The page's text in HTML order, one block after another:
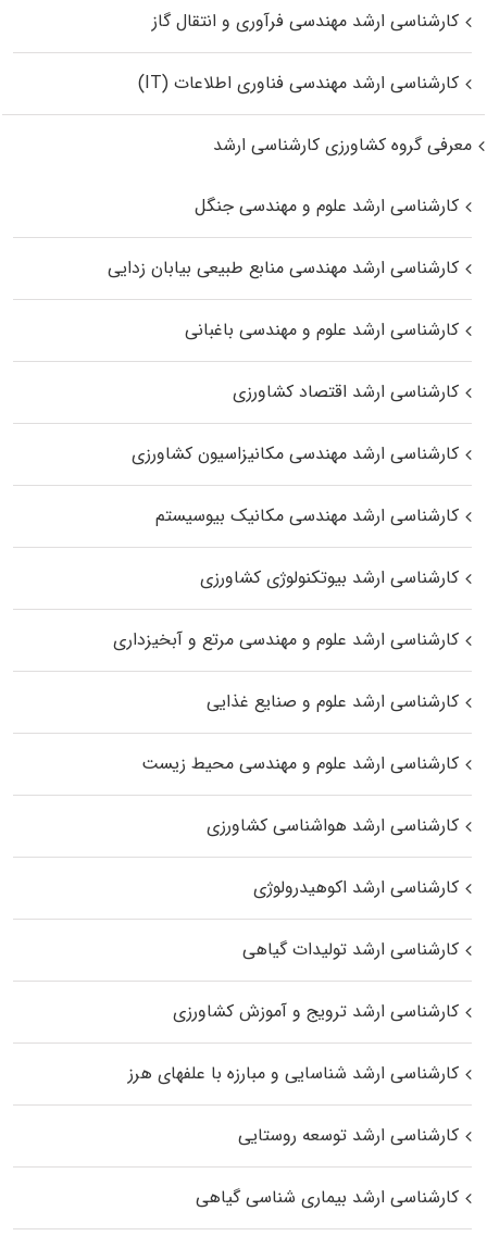
کارشناسی ارشد مهندسی فرآوری و انتقال گاز
کارشناسی ارشد مهندسی فناوری اطلاعات (IT)
معرفی گروه کشاورزی کارشناسی ارشد
کارشناسی ارشد علوم و مهندسی جنگل
کارشناسی ارشد مهندسی منابع طبیعی بیابان زدایی
کارشناسی ارشد علوم و مهندسی باغبانی
کارشناسی ارشد اقتصاد کشاورزی
کارشناسی ارشد مهندسی مکانیزاسیون کشاورزی
کارشناسی ارشد مهندسی مکانیک بیوسیستم
کارشناسی ارشد بیوتکنولوژی کشاورزی
کارشناسی ارشد علوم و مهندسی مرتع و آبخیزداری
کارشناسی ارشد علوم و صنایع غذایی
کارشناسی ارشد علوم و مهندسی محیط زیست
کارشناسی ارشد هواشناسی کشاورزی
کارشناسی ارشد اکوهیدرولوژی
کارشناسی ارشد تولیدات گیاهی
کارشناسی ارشد ترویج و آموزش کشاورزی
کارشناسی ارشد شناسایی و مبارزه با علفهای هرز
کارشناسی ارشد توسعه روستایی
کارشناسی ارشد بیماری‌ شناسی گیاهی